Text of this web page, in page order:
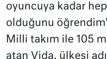
oyuncuya kadar
olduğunu
Milli takım ile 105
atan Vida, ülkesi